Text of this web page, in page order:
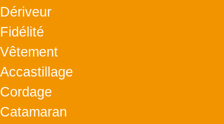
Dériveur
Fidélité
Vêtement
Accastillage
Cordage
Catamaran